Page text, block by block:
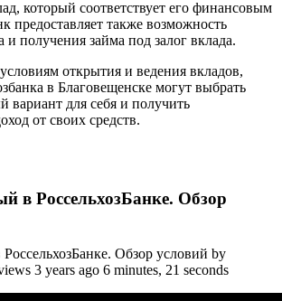
который соответствует его финансовым
предоставляет также возможность
и получения займа под залог вклада.
открытия и ведения вкладов,
в Благовещенске могут выбрать
вариант для себя и получить
от своих средств.
в РоссельхозБанке. Обзор
Обзор условий by
3 years ago 6 minutes, 21 seconds